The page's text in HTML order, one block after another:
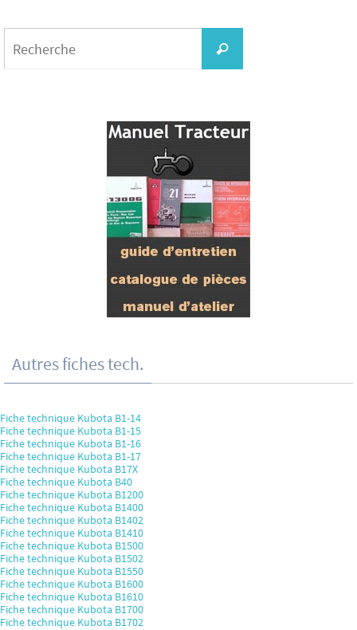
Recherche
Autres fiches tech.
Fiche technique Kubota B1-14
Fiche technique Kubota B1-15
Fiche technique Kubota B1-16
Fiche technique Kubota B1-17
Fiche technique Kubota B17X
Fiche technique Kubota B40
Fiche technique Kubota B1200
Fiche technique Kubota B1400
Fiche technique Kubota B1402
Fiche technique Kubota B1410
Fiche technique Kubota B1500
Fiche technique Kubota B1502
Fiche technique Kubota B1550
Fiche technique Kubota B1600
Fiche technique Kubota B1610
Fiche technique Kubota B1700
Fiche technique Kubota B1702